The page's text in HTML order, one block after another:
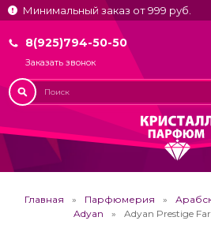
Минимальный заказ от 999 руб.
8(925)794-50-50
Заказать звонок
Главная Парфюмерия
Adyan
Adyan Prestige